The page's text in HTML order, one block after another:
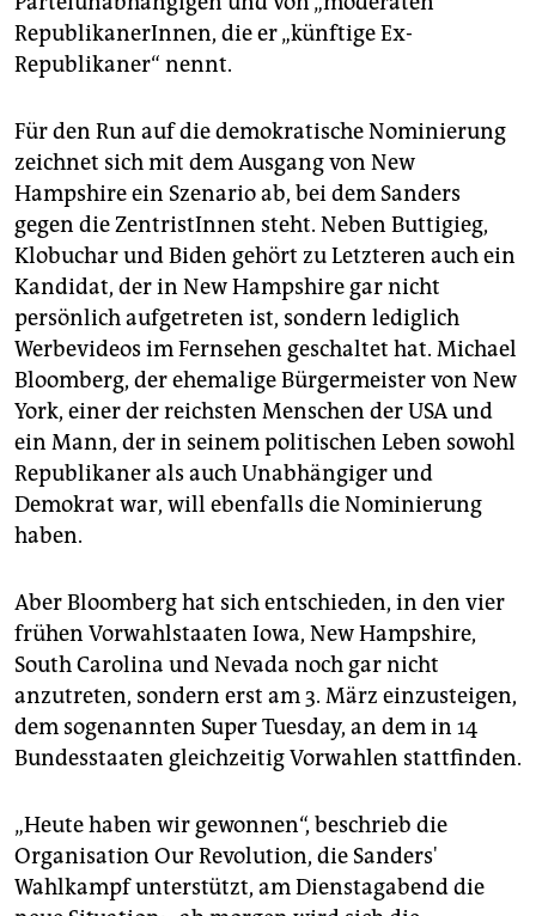
RepublikanerInnen, die er „künftige Ex-
Republikaner“ nennt.
Für den Run auf die demokratische Nominierung
zeichnet sich mit dem Ausgang von New
Hampshire ein Szenario ab, bei dem Sanders
gegen die ZentristInnen steht. Neben Buttigieg,
Klobuchar und Biden gehört zu Letzteren auch ein
Kandidat, der in New Hampshire gar nicht
persönlich aufgetreten ist, sondern lediglich
Werbevideos im Fernsehen geschaltet hat. Michael
Bloomberg, der ehemalige Bürgermeister von New
York, einer der reichsten Menschen der USA und
ein Mann, der in seinem politischen Leben sowohl
Republikaner als auch Unabhängiger und
Demokrat war, will ebenfalls die Nominierung
haben.
Aber Bloomberg hat sich entschieden, in den vier
frühen Vorwahlstaaten Iowa, New Hampshire,
South Carolina und Nevada noch gar nicht
anzutreten, sondern erst am 3. März einzusteigen,
dem sogenannten Super Tuesday, an dem in 14
Bundesstaaten gleichzeitig Vorwahlen stattfinden.
„Heute haben wir gewonnen“, beschrieb die
Organisation Our Revolution, die Sanders'
Wahlkampf unterstützt, am Dienstagabend die